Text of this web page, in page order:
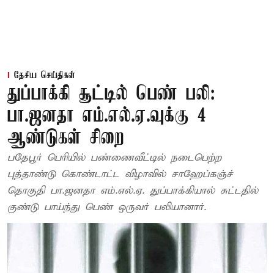
தேசிய செய்திகள்
துப்பாக்கி சூட்டில் பெண் பலி:
பா.ஜனதா எம்.எல்.ஏ.வுக்கு 4
ஆண்டுகள் சிறை
பதேபூர் பெரியில் பண்ணைவீட்டில் நடைபெற்ற
புத்தாண்டு கொண்டாட்ட விழாவில் சாஹேப்கஞ்ச்
தொகுதி பா.ஜனதா எம்.எல்.ஏ. துப்பாக்கியால் சுட்டதில்
குண்டு பாய்ந்து பெண் ஒருவர் பலியானார்.